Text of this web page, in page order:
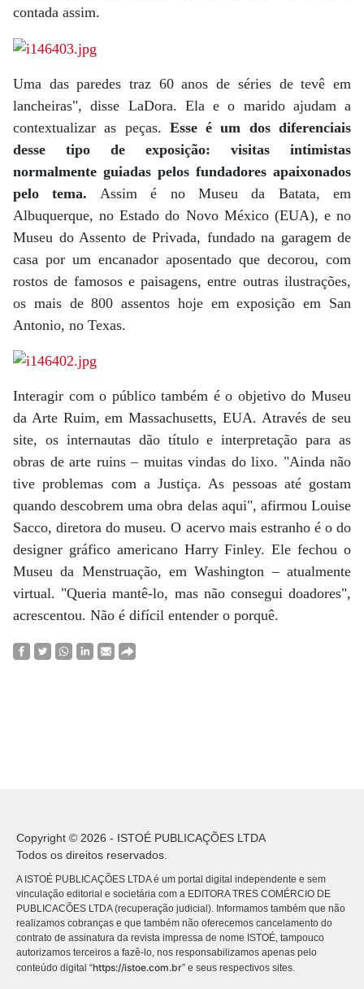
contada assim.
Uma das paredes traz 60 anos de séries de tevê em
lancheiras", disse LaDora. Ela e o marido ajudam a
contextualizar as peças. Esse é um dos diferenciais
desse tipo de exposição: visitas intimistas
normalmente guiadas pelos fundadores apaixonados
pelo tema. Assim é no Museu da Batata, em
Albuquerque, no Estado do Novo México (EUA), e no
Museu do Assento de Privada, fundado na garagem de
casa por um encanador aposentado que decorou, com
rostos de famosos e paisagens, entre outras ilustrações,
os mais de 800 assentos hoje em exposição em San
Antonio, no Texas.
Interagir com o público também é o objetivo do Museu
da Arte Ruim, em Massachusetts, EUA. Através de seu
site, os internautas dão título e interpretação para as
obras de arte ruins – muitas vindas do lixo. "Ainda não
tive problemas com a Justiça. As pessoas até gostam
quando descobrem uma obra delas aqui", afirmou Louise
Sacco, diretora do museu. O acervo mais estranho é o do
designer gráfico americano Harry Finley. Ele fechou o
Museu da Menstruação, em Washington – atualmente
virtual. "Queria mantê-lo, mas não consegui doadores",
acrescentou. Não é difícil entender o porquê.
Copyright © 2026 - ISTOÉ PUBLICAÇÕES LTDA
Todos os direitos reservados.
A ISTOÉ PUBLICAÇÕES LTDA é um portal digital independente e sem
vinculação editorial e societária com a EDITORA TRES COMÉRCIO DE
PUBLICACÕES LTDA (recuperação judicial). Informamos também que não
realizamos cobranças e que também não oferecemos cancelamento do
contrato de assinatura da revista impressa de nome ISTOÉ, tampouco
autorizamos terceiros a fazê-lo, nos responsabilizamos apenas pelo
conteúdo digital “https://istoe.com.br” e seus respectivos sites.